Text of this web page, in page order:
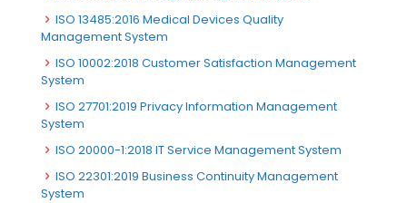
ISO 13485:2016 Medical Devices Quality
Management System
ISO 10002:2018 Customer Satisfaction Management
System
ISO 27701:2019 Privacy Information Management
System
ISO 20000-1:2018 IT Service Management System
ISO 22301:2019 Business Continuity Management
System